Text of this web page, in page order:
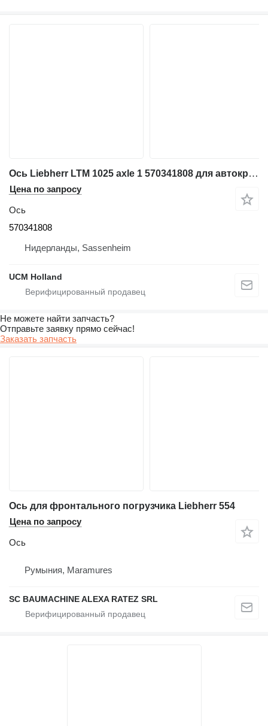
Ось Liebherr LTM 1025 axle 1 570341808 для автокрана
Цена по запросу
Ось
570341808
Нидерланды, Sassenheim
UCM Holland
Не можете найти запчасть?
Отправьте заявку прямо сейчас!
Заказать запчасть
Ось для фронтального погрузчика Liebherr 554
Цена по запросу
Ось
Румыния, Maramures
SC BAUMACHINE ALEXA RATEZ SRL